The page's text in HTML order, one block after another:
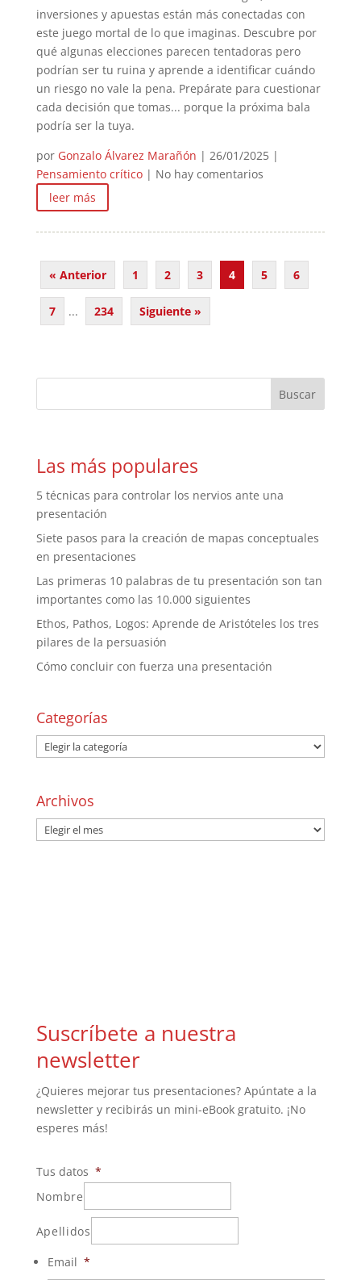
inversiones y apuestas están más conectadas con
este juego mortal de lo que imaginas. Descubre por
qué algunas elecciones parecen tentadoras pero
podrían ser tu ruina y aprende a identificar cuándo
un riesgo no vale la pena. Prepárate para cuestionar
cada decisión que tomas... porque la próxima bala
podría ser la tuya.
por Gonzalo Álvarez Marañón | 26/01/2025|
Pensamiento crítico| No hay comentarios
leer más
« Anterior 1 2 3 4 5 6
7 ... 234 Siguiente »
Las más populares
5 técnicas para controlar los nervios ante una
presentación
Siete pasos para la creación de mapas conceptuales
en presentaciones
Las primeras 10 palabras de tu presentación son tan
importantes como las 10.000 siguientes
Ethos, Pathos, Logos: Aprende de Aristóteles los tres
pilares de la persuasión
Cómo concluir con fuerza una presentación
Categorías
Archivos
Suscríbete a nuestra
newsletter
¿Quieres mejorar tus presentaciones? Apúntate a la
newsletter y recibirás un mini-eBook gratuito. ¡No
esperes más!
Tus datos *
Nombre
Apellidos
Email *